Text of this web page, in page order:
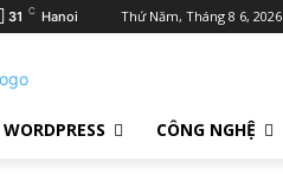
31 C Hanoi Thứ Năm, Tháng 8 6, 2026
WORDPRESS CÔNG NGHỆ